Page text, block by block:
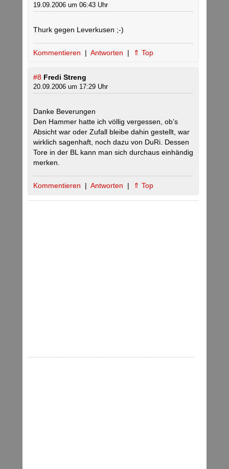
19.09.2006 um 06:43 Uhr
Thurk gegen Leverkusen ;-)
Kommentieren | Antworten | ⇑ Top
#8 Fredi Streng
20.09.2006 um 17:29 Uhr
Danke Beverungen
Den Hammer hatte ich völlig vergessen, ob’s
Absicht war oder Zufall bleibe dahin gestellt, war
wirklich sagenhaft, noch dazu von DuRi. Dessen
Tore in der BL kann man sich durchaus einhändig
merken.
Kommentieren | Antworten | ⇑ Top